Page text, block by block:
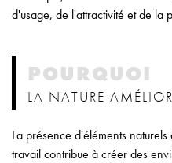
d'usage, de l'attractivité et de la
POURQUOI
LA NATURE
La présence d'éléments
travail contribue à créer des